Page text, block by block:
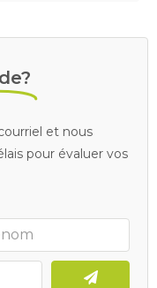
et nous
pour évaluer vos